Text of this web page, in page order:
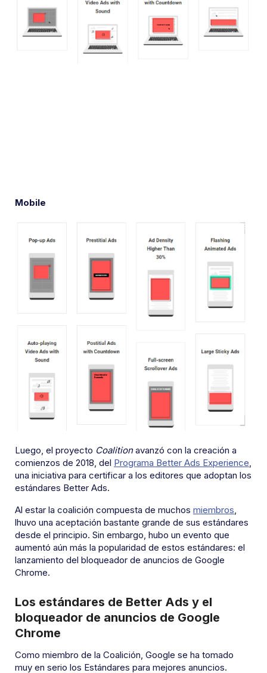
Mobile
Luego, el proyecto Coalitionavanzó con la creación a
comienzos de 2018, del Programa Better Ads Experience
una iniciativa para certificar a los editores que adoptan los
estándares Better Ads.
Al estar la coalición compuesta de muchos miembros
lhuvo una aceptación bastante grande de sus estándares
desde el principio. Sin embargo, hubo un evento que
aumentó aún más la popularidad de estos estándares: el
lanzamiento del bloqueador de anuncios de Google
Chrome.
Los estándares de Better Ads y el
bloqueador de anuncios de Google
Chrome
Como miembro de la Coalición, Google se ha tomado
muy en serio los Estándares para mejores anuncios.